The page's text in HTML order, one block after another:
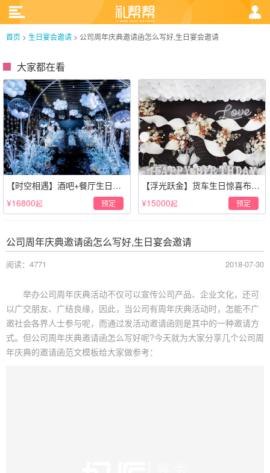
首页 > 生日宴会邀请 > 公司周年庆典邀请函怎么写好,生日宴会邀请
大家都在看
【时空相遇】酒吧+餐厅生日惊
喜策划·高级感蓝色系
¥16800起 预定
【浮光跃金】货车生日惊喜布置
·经典白色系
¥15000起 预定
公司周年庆典邀请函怎么写好,生日宴会邀请
阅读：4771 2018-07-30
举办公司周年庆典活动不仅可以宣传公司产品、企业文化，还可
以广交朋友、广结良缘，因此，当公司有周年庆典活动时，怎能不广
邀社会各界人士参与呢，而通过发活动邀请函则是其中的一种邀请方
式。但公司周年庆典邀请函怎么写好呢?今天就为大家分享几个公司周
年庆典的邀请函范文模板给大家做参考：